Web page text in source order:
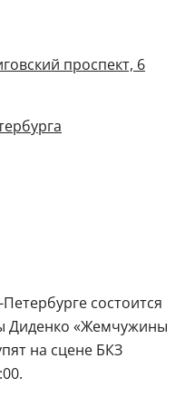
проспект, 6
состоится
Диденко «Жемчужины
на сцене БКЗ